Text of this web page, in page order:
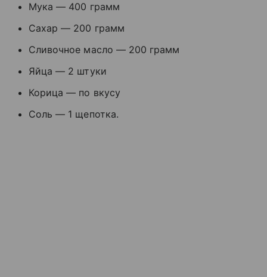
Мука — 400 грамм
Сахар — 200 грамм
Сливочное масло — 200 грамм
Яйца — 2 штуки
Корица — по вкусу
Соль — 1 щепотка.